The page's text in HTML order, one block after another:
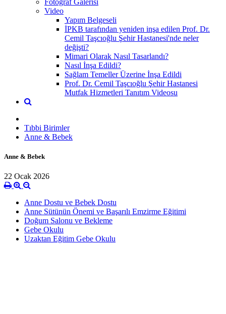
Video
Yapım Belgeseli
İPKB tarafından yeniden inşa edilen Prof. Dr.
Cemil Taşcıoğlu Şehir Hastanesi'nde neler
değişti?
Mimari Olarak Nasıl Tasarlandı?
Nasıl İnşa Edildi?
Sağlam Temeller Üzerine İnşa Edildi
Prof. Dr. Cemil Taşcıoğlu Şehir Hastanesi
Mutfak Hizmetleri Tanıtım Videosu
Tıbbi Birimler
Anne & Bebek
Anne & Bebek
22 Ocak 2026
Anne Dostu ve Bebek Dostu
Anne Sütünün Önemi ve Başarılı Emzirme Eğitimi
Doğum Salonu ve Bekleme
Gebe Okulu
Uzaktan Eğitim Gebe Okulu